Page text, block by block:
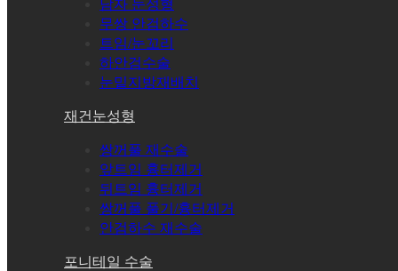
남자 눈성형
무쌍 안검하수
트임/눈꼬리
하안검수술
눈밑지방재배치
재건눈성형
쌍꺼풀 재수술
앞트임 흉터제거
뒤트임 흉터제거
쌍꺼풀 풀기/흉터제거
안검하수 재수술
포니테일 수술